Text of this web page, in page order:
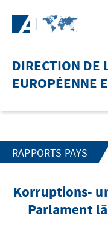
DIRECTION DE
EUROPÉENNE
RAPPORTS PAYS
Korruptions-
Parlament